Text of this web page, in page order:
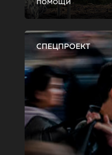
СПЕЦПРОЕКТ